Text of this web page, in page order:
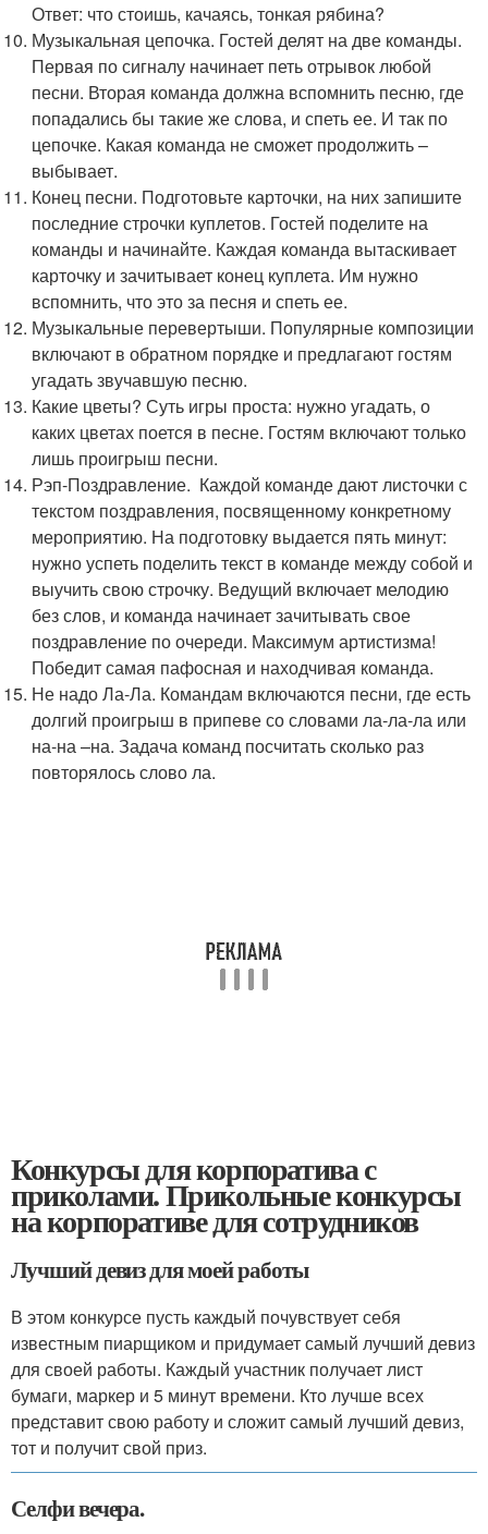
Ответ: что стоишь, качаясь, тонкая рябина?
Музыкальная цепочка. Гостей делят на две команды.
Первая по сигналу начинает петь отрывок любой
песни. Вторая команда должна вспомнить песню, где
попадались бы такие же слова, и спеть ее. И так по
цепочке. Какая команда не сможет продолжить –
выбывает.
Конец песни. Подготовьте карточки, на них запишите
последние строчки куплетов. Гостей поделите на
команды и начинайте. Каждая команда вытаскивает
карточку и зачитывает конец куплета. Им нужно
вспомнить, что это за песня и спеть ее.
Музыкальные перевертыши. Популярные композиции
включают в обратном порядке и предлагают гостям
угадать звучавшую песню.
Какие цветы? Суть игры проста: нужно угадать, о
каких цветах поется в песне. Гостям включают только
лишь проигрыш песни.
Рэп-Поздравление. Каждой команде дают листочки с
текстом поздравления, посвященному конкретному
мероприятию. На подготовку выдается пять минут:
нужно успеть поделить текст в команде между собой и
выучить свою строчку. Ведущий включает мелодию
без слов, и команда начинает зачитывать свое
поздравление по очереди. Максимум артистизма!
Победит самая пафосная и находчивая команда.
Не надо Ла-Ла. Командам включаются песни, где есть
долгий проигрыш в припеве со словами ла-ла-ла или
на-на –на. Задача команд посчитать сколько раз
повторялось слово ла.
Конкурсы для корпоратива с
приколами. Прикольные конкурсы
на корпоративе для сотрудников
Лучший девиз для моей работы
В этом конкурсе пусть каждый почувствует себя
известным пиарщиком и придумает самый лучший девиз
для своей работы. Каждый участник получает лист
бумаги, маркер и 5 минут времени. Кто лучше всех
представит свою работу и сложит самый лучший девиз,
тот и получит свой приз.
Селфи вечера.